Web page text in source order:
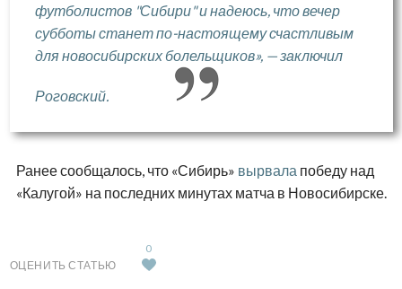
футболистов "Сибири" и надеюсь, что вечер
субботы станет по-настоящему счастливым
для новосибирских болельщиков», — заключил
Роговский.
Ранее сообщалось, что «Сибирь» вырвала победу над
«Калугой» на последних минутах матча в Новосибирске.
ОЦЕНИТЬ СТАТЬЮ
0